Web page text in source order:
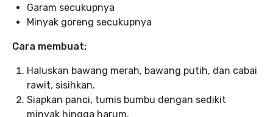
Garam secukupnya
Minyak goreng secukupnya
Cara membuat:
Haluskan bawang merah, bawang putih, dan cabai
rawit, sisihkan.
Siapkan panci, tumis bumbu dengan sedikit
minyak hingga harum.